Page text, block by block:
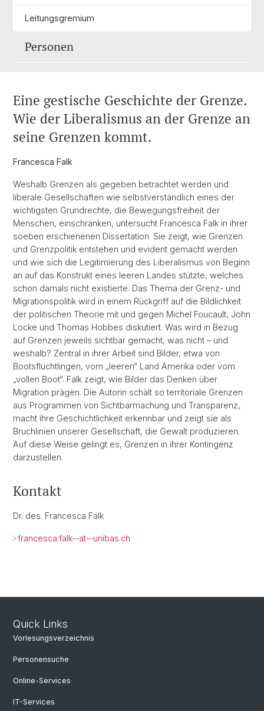
Leitungsgremium
Personen
Eine gestische Geschichte der Grenze.
Wie der Liberalismus an der Grenze an
seine Grenzen kommt.
Francesca Falk
Weshalb Grenzen als gegeben betrachtet werden und
liberale Gesellschaften wie selbstverständlich eines der
wichtigsten Grundrechte, die Bewegungsfreiheit der
Menschen, einschränken, untersucht Francesca Falk in ihrer
soeben erschienenen Dissertation. Sie zeigt, wie Grenzen
und Grenzpolitik entstehen und evident gemacht werden
und wie sich die Legitimierung des Liberalismus von Beginn
an auf das Konstrukt eines leeren Landes stützte, welches
schon damals nicht existierte. Das Thema der Grenz- und
Migrationspolitik wird in einem Rückgriff auf die Bildlichkeit
der politischen Theorie mit und gegen Michel Foucault, John
Locke und Thomas Hobbes diskutiert. Was wird in Bezug
auf Grenzen jeweils sichtbar gemacht, was nicht – und
weshalb? Zentral in ihrer Arbeit sind Bilder, etwa von
Bootsflüchtlingen, vom „leeren“ Land Amerika oder vom
„vollen Boot“. Falk zeigt, wie Bilder das Denken über
Migration prägen. Die Autorin schält so territoriale Grenzen
aus Programmen von Sichtbarmachung und Transparenz,
macht ihre Geschichtlichkeit erkennbar und zeigt sie als
Bruchlinien unserer Gesellschaft, die Gewalt produzieren.
Auf diese Weise gelingt es, Grenzen in ihrer Kontingenz
darzustellen.
Kontakt
Dr. des. Francesca Falk
francesca.falk--at--unibas.ch
Quick Links
Vorlesungsverzeichnis
Personensuche
Online-Services
IT-Services